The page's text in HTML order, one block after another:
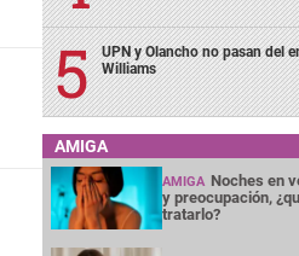
UPN y Olancho no pasan del
Williams
AMIGA
AMIGA Noches en
y preocupación,
tratarlo?